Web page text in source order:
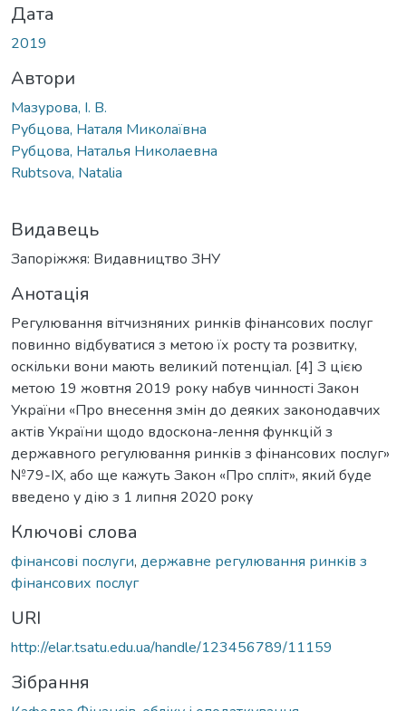
Дата
2019
Автори
Мазурова, І. В.
Рубцова, Наталя Миколаївна
Рубцова, Наталья Николаевна
Rubtsova, Natalia
Видавець
Запоріжжя: Видавництво ЗНУ
Анотація
Регулювання вітчизняних ринків фінансових послуг
повинно відбуватися з метою їх росту та розвитку,
оскільки вони мають великий потенціал. [4] З цією
метою 19 жовтня 2019 року набув чинності Закон
України «Про внесення змін до деяких законодавчих
актів України щодо вдоскона-лення функцій з
державного регулювання ринків з фінансових послуг»
№79-IX, або ще кажуть Закон «Про спліт», який буде
введено у дію з 1 липня 2020 року
Ключові слова
фінансові послуги, державне регулювання ринків з
фінансових послуг
URI
http://elar.tsatu.edu.ua/handle/123456789/11159
Зібрання